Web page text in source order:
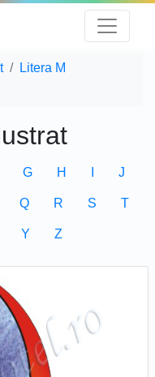
Litera M
G H J
Q R S T
Y Z